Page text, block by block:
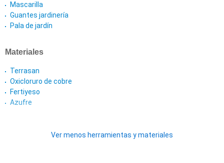
Mascarilla
Guantes jardinería
Pala de jardín
Materiales
Terrasan
Oxicloruro de cobre
Fertiyeso
Azufre
Ver menos herramientas y materiales